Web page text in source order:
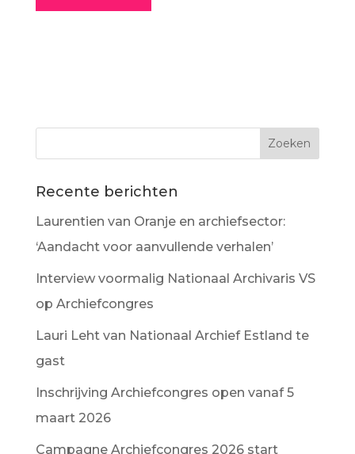
Recente berichten
Laurentien van Oranje en archiefsector:
‘Aandacht voor aanvullende verhalen’
Interview voormalig Nationaal Archivaris VS
op Archiefcongres
Lauri Leht van Nationaal Archief Estland te
gast
Inschrijving Archiefcongres open vanaf 5
maart 2026
Campagne Archiefcongres 2026 start